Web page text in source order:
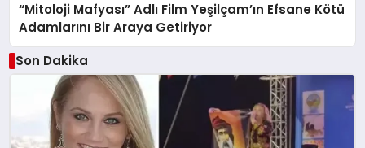
“Mitoloji Mafyası” Adlı Film Yeşilçam’ın Efsane Kötü
Adamlarını Bir Araya Getiriyor
Son Dakika